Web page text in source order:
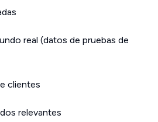
real (datos de pruebas de
clientes
relevantes